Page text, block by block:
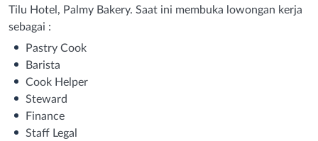
Tilu Hotel, Palmy Bakery. Saat ini membuka lowongan kerja
sebagai :
Pastry Cook
Barista
Cook Helper
Steward
Finance
Staff Legal